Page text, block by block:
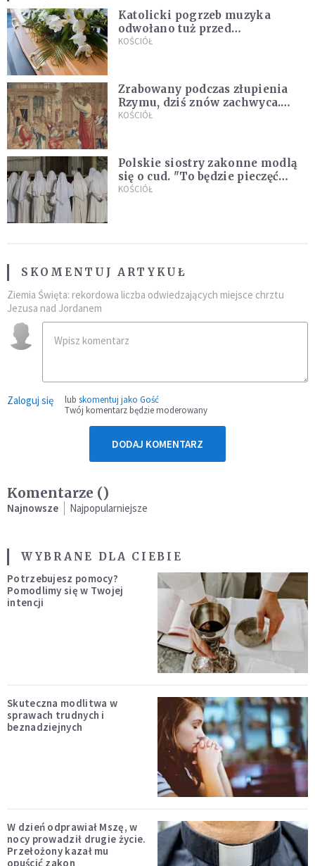
Katolicki pogrzeb muzyka
odwołano tuż przed
uroczystością. Powodem była
KOŚCIÓŁ
Zrabowany podczas złupienia
Rzymu, dziś znów zachwyca.
Wyjątkowy arras w Castel
KOŚCIÓŁ
Polskie siostry zakonne modlą
się o cud. "To będzie pieczęć
Pana Boga dla naszej wiary"
KOŚCIÓŁ
SKOMENTUJ ARTYKUŁ
Ziemia Święta: rekordowa liczba odwiedzających miejsce chrztu
Jezusa nad Jordanem
Zaloguj się lub skomentuj jako Gość
Twój komentarz będzie moderowany
DODAJ KOMENTARZ
Komentarze ()
Najnowsze Najpopularniejsze
WYBRANE DLA CIEBIE
Potrzebujesz pomocy?
Pomodlimy się w Twojej
intencji
Skuteczna modlitwa w
sprawach trudnych i
beznadziejnych
W dzień odprawiał Mszę, w
nocy prowadził drugie życie.
Przełożony kazał mu
opuścić zakon